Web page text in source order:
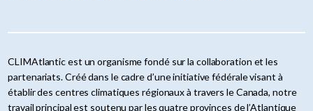
CLIMAtlantic est un organisme fondé sur la collaboration et les
partenariats. Créé dans le cadre d’une initiative fédérale visant à
établir des centres climatiques régionaux à travers le Canada, notre
travail principal est soutenu par les quatre provinces de l’Atlantique